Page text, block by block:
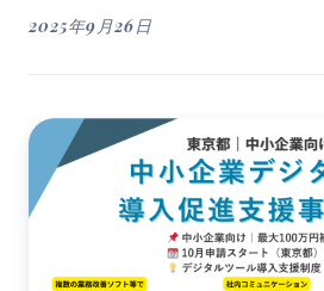
2025年9月26日